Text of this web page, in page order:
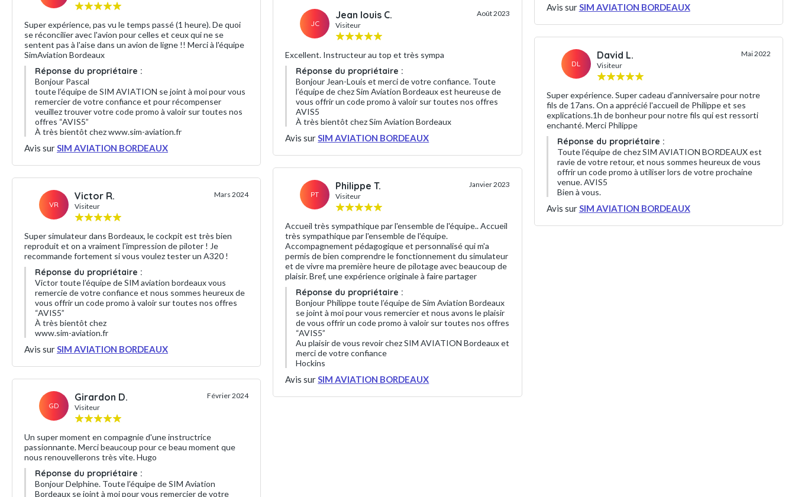
Super expérience, pas vu le temps passé (1 heure). De quoi
se réconcilier avec l'avion pour celles et ceux qui ne se
sentent pas à l'aise dans un avion de ligne !! Merci à l'équipe
SimAviation Bordeaux
Réponse du propriétaire :
Bonjour Pascal
toute l’équipe de SIM AVIATION se joint à moi pour vous
remercier de votre confiance et pour récompenser
veuillez trouver votre code promo à valoir sur toutes nos
offres “AVIS5”
À très bientôt chez www.sim-aviation.fr
Avis surSIM AVIATION BORDEAUX
VR
Victor R.
Visiteur
Mars 2024
Super simulateur dans Bordeaux, le cockpit est très bien
reproduit et on a vraiment l'impression de piloter ! Je
recommande fortement si vous voulez tester un A320 !
Réponse du propriétaire :
Victor toute l’équipe de SIM aviation bordeaux vous
remercie de votre confiance et nous sommes heureux de
vous offrir un code promo à valoir sur toutes nos offres
“AVIS5”
À très bientôt chez
www.sim-aviation.fr
Avis surSIM AVIATION BORDEAUX
GD
Girardon D.
Visiteur
Février 2024
Un super moment en compagnie d'une instructrice
passionnante. Merci beaucoup pour ce beau moment que
nous renouvellerons très vite. Hugo
Réponse du propriétaire :
Bonjour Delphine. Toute l’équipe de SIM Aviation
Bordeaux se joint à moi pour vous remercier de votre
JC
Jean louis C.
Visiteur
Août 2023
Excellent. Instructeur au top et très sympa
Réponse du propriétaire :
Bonjour Jean-Louis et merci de votre confiance. Toute
l’équipe de chez Sim Aviation Bordeaux est heureuse de
vous offrir un code promo à valoir sur toutes nos offres
AVIS5
À très bientôt chez Sim Aviation Bordeaux
Avis surSIM AVIATION BORDEAUX
PT
Philippe T.
Visiteur
Janvier 2023
Accueil très sympathique par l'ensemble de l'équipe.. Accueil
très sympathique par l'ensemble de l'équipe.
Accompagnement pédagogique et personnalisé qui m'a
permis de bien comprendre le fonctionnement du simulateur
et de vivre ma première heure de pilotage avec beaucoup de
plaisir. Bref, une expérience originale à faire partager
Réponse du propriétaire :
Bonjour Philippe toute l’équipe de Sim Aviation Bordeaux
se joint à moi pour vous remercier et nous avons le plaisir
de vous offrir un code promo à valoir sur toutes nos offres
“AVIS5”
Au plaisir de vous revoir chez SIM AVIATION Bordeaux et
merci de votre confiance
Hockins
Avis surSIM AVIATION BORDEAUX
Avis surSIM AVIATION BORDEAUX
DL
David L.
Visiteur
Mai 2022
Super expérience. Super cadeau d'anniversaire pour notre
fils de 17ans. On a apprécié l'accueil de Philippe et ses
explications.1h de bonheur pour notre fils qui est ressorti
enchanté. Merci Philippe
Réponse du propriétaire :
Toute l'équipe de chez SIM AVIATION BORDEAUX est
ravie de votre retour, et nous sommes heureux de vous
offrir un code promo à utiliser lors de votre prochaine
venue. AVIS5
Bien à vous.
Avis surSIM AVIATION BORDEAUX